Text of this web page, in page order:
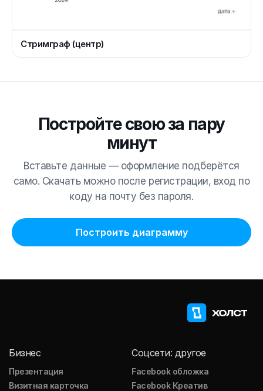
Стримграф (центр)
Постройте свою за пару
минут
Вставьте данные — оформление подберётся
само. Скачать можно после регистрации, вход по
коду на почту без пароля.
Построить диаграмму
Бизнес
Презентация
Визитная карточка
Соцсети: другое
Facebook обложка
Facebook Креатив